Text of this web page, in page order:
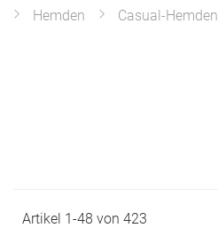
Hemden Casual-Hemden
Artikel 1-48 von 423